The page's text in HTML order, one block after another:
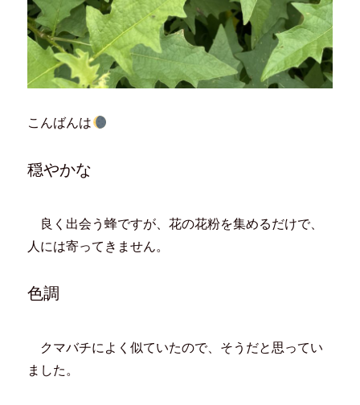
こんばんは
穏やかな
良く出会う蜂ですが、花の花粉を集めるだけで、
人には寄ってきません。
色調
クマバチによく似ていたので、そうだと思ってい
ました。